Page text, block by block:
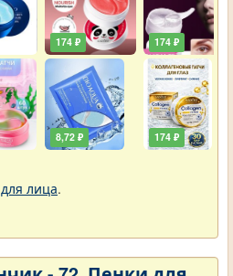
174 ₽
8,72 ₽
174 ₽
174 ₽
лица.